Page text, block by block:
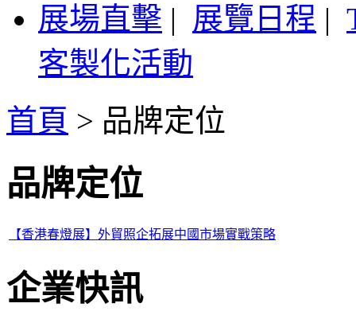
展場直擊 | 展覽日程 |
客製化活動
首頁 > 品牌定位
品牌定位
【香港春燈展】外貿照企拓展中國市場實戰策略
企業快訊